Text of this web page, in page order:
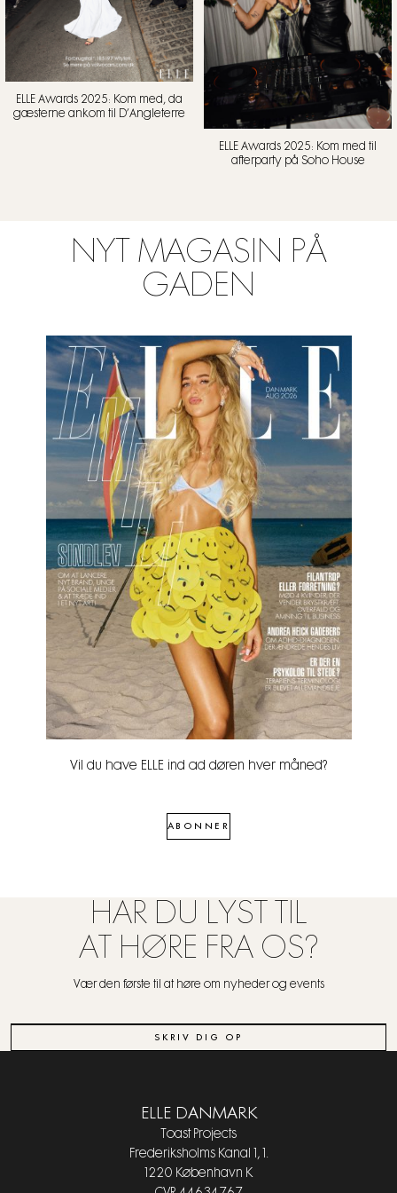
ELLE Awards 2025: Kom med, da
gæsterne ankom til D’Angleterre
ELLE Awards 2025: Kom med til
afterparty på Soho House
NYT MAGASIN PÅ
GADEN
Vil du have ELLE ind ad døren hver måned?
ABONNER
HAR DU LYST TIL
AT HØRE FRA OS?
Vær den første til at høre om nyheder og events
SKRIV DIG OP
ELLE DANMARK
Toast Projects
Frederiksholms Kanal 1, 1.
1220 København K